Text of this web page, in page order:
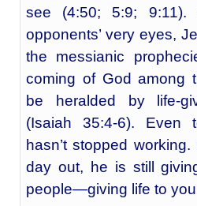
see (4:50; 5:9; 9:11).
opponents’ very eyes,
the messianic
coming of God among
be heralded by life-
(Isaiah 35:4-6). Even
hasn’t stopped
day out, he is still
people—giving life to